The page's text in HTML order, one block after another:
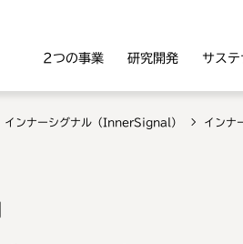
2つの事業 研究開発 サステ
インナーシグナル（InnerSignal） インナ